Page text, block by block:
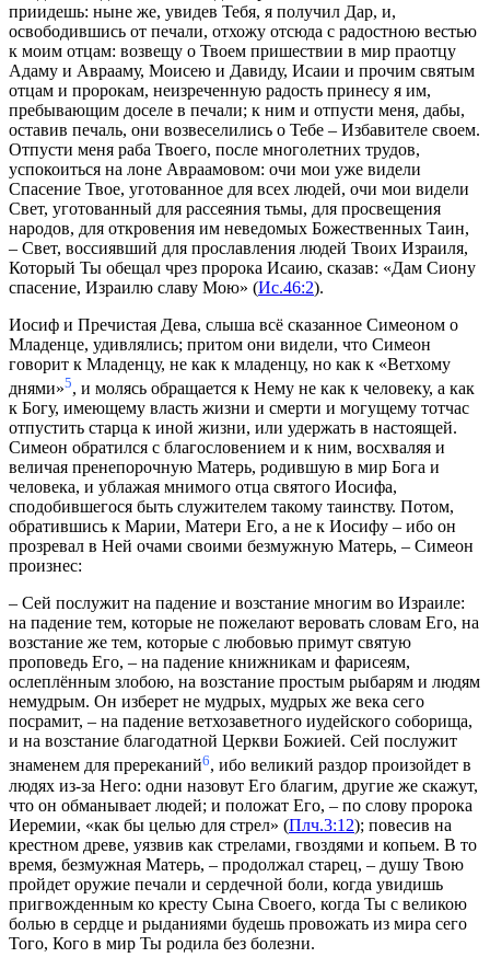
приидешь: ныне же, увидев Тебя, я получил Дар, и,
освободившись от печали, отхожу отсюда с радостною вестью
к моим отцам: возвещу о Твоем пришествии в мир праотцу
Адаму и Аврааму, Моисею и Давиду, Исаии и прочим святым
отцам и пророкам, неизреченную радость принесу я им,
пребывающим доселе в печали; к ним и отпусти меня, дабы,
оставив печаль, они возвеселились о Тебе – Избавителе своем.
Отпусти меня раба Твоего, после многолетних трудов,
успокоиться на лоне Авраамовом: очи мои уже видели
Спасение Твое, уготованное для всех людей, очи мои видели
Свет, уготованный для рассеяния тьмы, для просвещения
народов, для откровения им неведомых Божественных Таин,
– Свет, воссиявший для прославления людей Твоих Израиля,
Который Ты обещал чрез пророка Исаию, сказав: «Дам Сиону
спасение, Израилю славу Мою» (Ис.46:2).
Иосиф и Пречистая Дева, слыша всё сказанное Симеоном о
Младенце, удивлялись; притом они видели, что Симеон
говорит к Младенцу, не как к младенцу, но как к «Ветхому
днями»5, и молясь обращается к Нему не как к человеку, а как
к Богу, имеющему власть жизни и смерти и могущему тотчас
отпустить старца к иной жизни, или удержать в настоящей.
Симеон обратился с благословением и к ним, восхваляя и
величая пренепорочную Матерь, родившую в мир Бога и
человека, и ублажая мнимого отца святого Иосифа,
сподобившегося быть служителем такому таинству. Потом,
обратившись к Марии, Матери Его, а не к Иосифу – ибо он
прозревал в Ней очами своими безмужную Матерь, – Симеон
произнес:
– Сей послужит на падение и возстание многим во Израиле:
на падение тем, которые не пожелают веровать словам Его, на
возстание же тем, которые с любовью примут святую
проповедь Его, – на падение книжникам и фарисеям,
ослеплённым злобою, на возстание простым рыбарям и людям
немудрым. Он изберет не мудрых, мудрых же века сего
посрамит, – на падение ветхозаветного иудейского соборища,
и на возстание благодатной Церкви Божией. Сей послужит
знаменем для пререканий6, ибо великий раздор произойдет в
людях из-за Него: одни назовут Его благим, другие же скажут,
что он обманывает людей; и положат Его, – по слову пророка
Иеремии, «как бы целью для стрел» (Плч.3:12); повесив на
крестном древе, уязвив как стрелами, гвоздями и копьем. В то
время, безмужная Матерь, – продолжал старец, – душу Твою
пройдет оружие печали и сердечной боли, когда увидишь
пригвожденным ко кресту Сына Своего, когда Ты с великою
болью в сердце и рыданиями будешь провожать из мира сего
Того, Кого в мир Ты родила без болезни.